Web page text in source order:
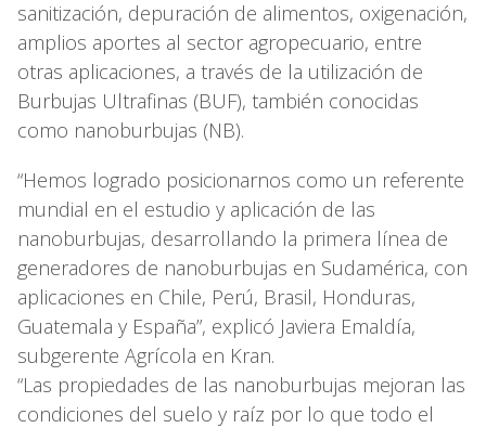
sanitización, depuración de alimentos, oxigenación,
amplios aportes al sector agropecuario, entre
otras aplicaciones, a través de la utilización de
Burbujas Ultrafinas (BUF), también conocidas
como nanoburbujas (NB).
“Hemos logrado posicionarnos como un referente
mundial en el estudio y aplicación de las
nanoburbujas, desarrollando la primera línea de
generadores de nanoburbujas en Sudamérica, con
aplicaciones en Chile, Perú, Brasil, Honduras,
Guatemala y España”, explicó Javiera Emaldía,
subgerente Agrícola en Kran.
“Las propiedades de las nanoburbujas mejoran las
condiciones del suelo y raíz por lo que todo el